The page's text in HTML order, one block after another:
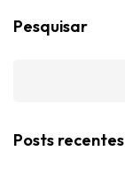
Pesquisar
Posts recentes